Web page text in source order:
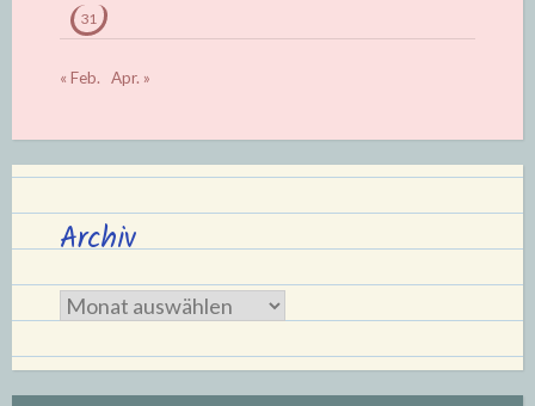
31
« Feb. Apr. »
Archiv
Archiv